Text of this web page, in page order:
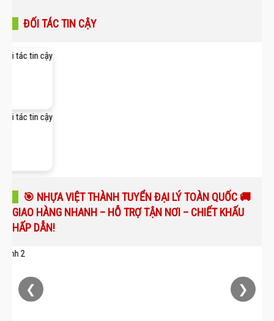
ĐỐI TÁC TIN CẬY
🎯 NHỰA VIỆT THÀNH TUYỂN ĐẠI LÝ TOÀN QUỐC 🚚
GIAO HÀNG NHANH – HỖ TRỢ TẬN NƠI – CHIẾT KHẤU
HẤP DẪN!
❮ ❯